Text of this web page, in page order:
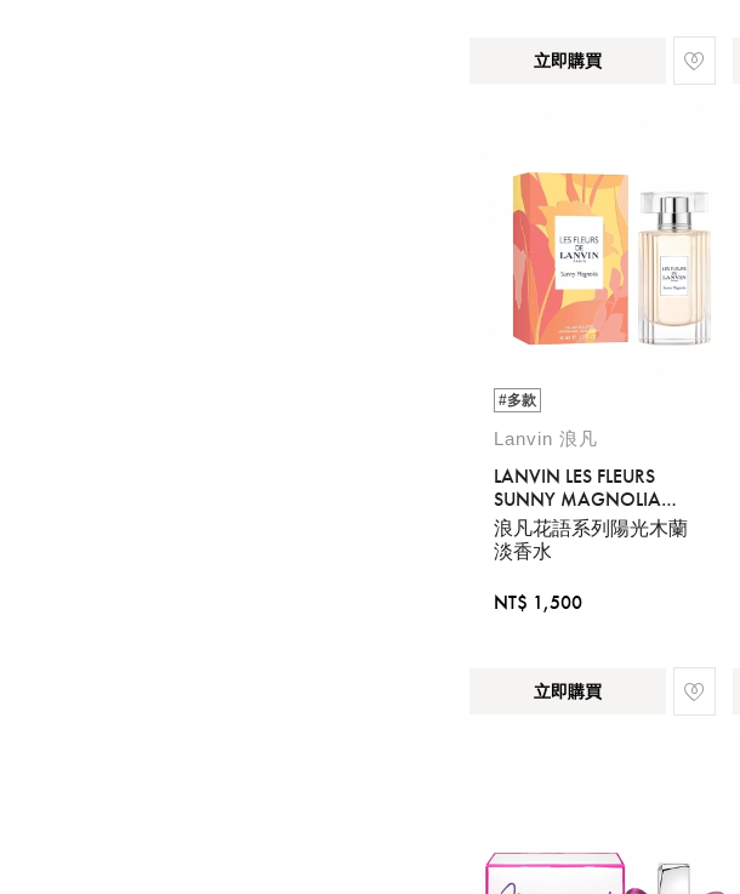
立即購買
#多款
Lanvin 浪凡
LANVIN LES FLEURS
SUNNY MAGNOLIA
EDT
浪凡花語系列陽光木蘭
淡香水
NT$ 1,500
立即購買